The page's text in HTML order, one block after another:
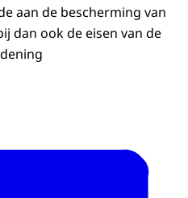
aan de bescherming van
dan ook de eisen van de